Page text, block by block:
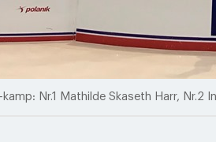
Nr.1 Mathilde Skaseth Harr, Nr.2